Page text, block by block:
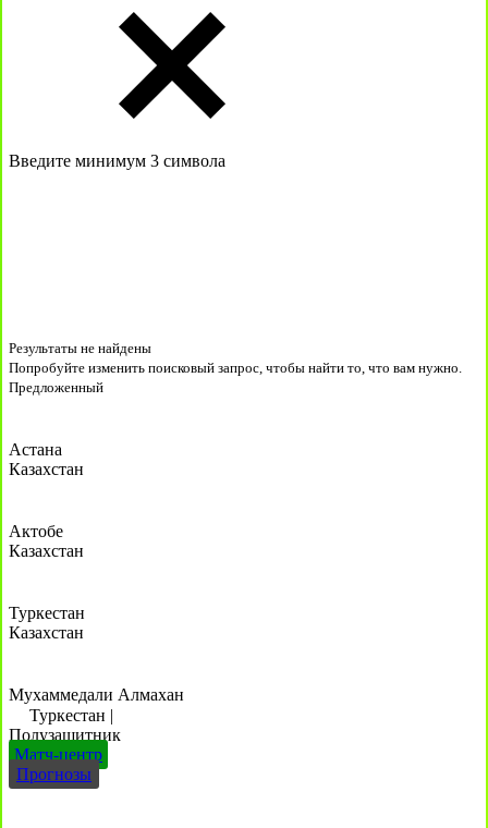
Введите минимум 3 символа
Результаты не найдены
Попробуйте изменить поисковый запрос, чтобы найти то, что вам нужно.
Предложенный
Астана
Казахстан
Актобе
Казахстан
Туркестан
Казахстан
Мухаммедали Алмахан
Туркестан |
Полузащитник
Матч-центр
Прогнозы